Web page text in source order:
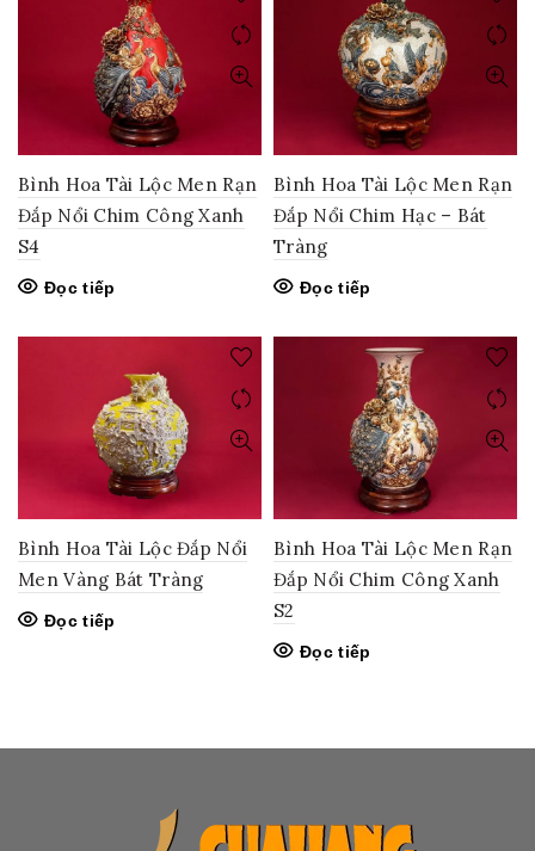
Bình Hoa Tài Lộc Men Rạn
Đắp Nổi Chim Công Xanh
S4
Đọc tiếp
Bình Hoa Tài Lộc Men Rạn
Đắp Nổi Chim Hạc – Bát
Tràng
Đọc tiếp
Bình Hoa Tài Lộc Đắp Nổi
Men Vàng Bát Tràng
Đọc tiếp
Bình Hoa Tài Lộc Men Rạn
Đắp Nổi Chim Công Xanh
S2
Đọc tiếp